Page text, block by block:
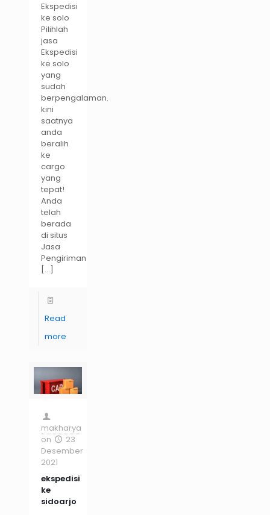
Ekspedisi
ke solo
Pilihlah
jasa
Ekspedisi
ke solo
yang
sudah
berpengalaman.
kini
saatnya
anda
beralih
ke
cargo
yang
tepat!
Anda
telah
berada
di situs
Jasa
Pengiriman
[…]
Read
more
makharya
on
23
Desember
2021
ekspedisi
ke
sidoarjo